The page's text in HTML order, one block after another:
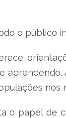
o público
nos
o papel de